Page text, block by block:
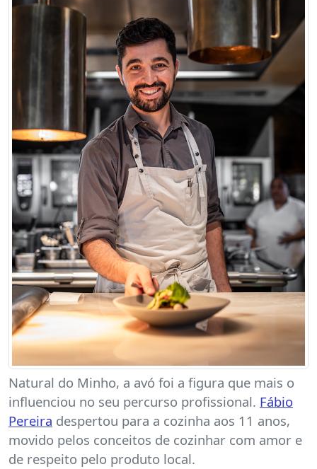
Natural do Minho, a avó foi a figura que mais o
influenciou no seu percurso profissional. Fábio
Pereira despertou para a cozinha aos 11 anos,
movido pelos conceitos de cozinhar com amor e
de respeito pelo produto local.